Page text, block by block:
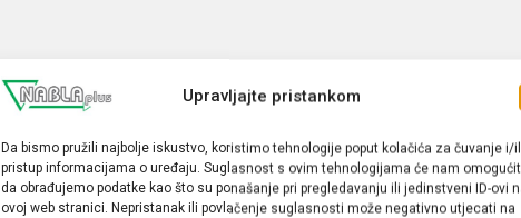
Upravljajte pristankom
Da bismo pružili najbolje iskustvo, koristimo tehnologije poput kolačića za čuvanje i/
pristup informacijama o uređaju. Suglasnost s ovim tehnologijama će nam
da obrađujemo podatke kao što su ponašanje pri pregledavanju ili jedinstveni ID-ovi
ovoj web stranici. Nepristanak ili povlačenje suglasnosti može negativno utjecati na